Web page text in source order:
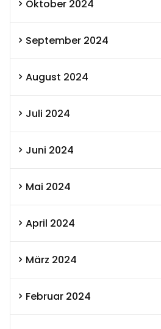
Oktober 2024
September 2024
August 2024
Juli 2024
Juni 2024
Mai 2024
April 2024
März 2024
Februar 2024